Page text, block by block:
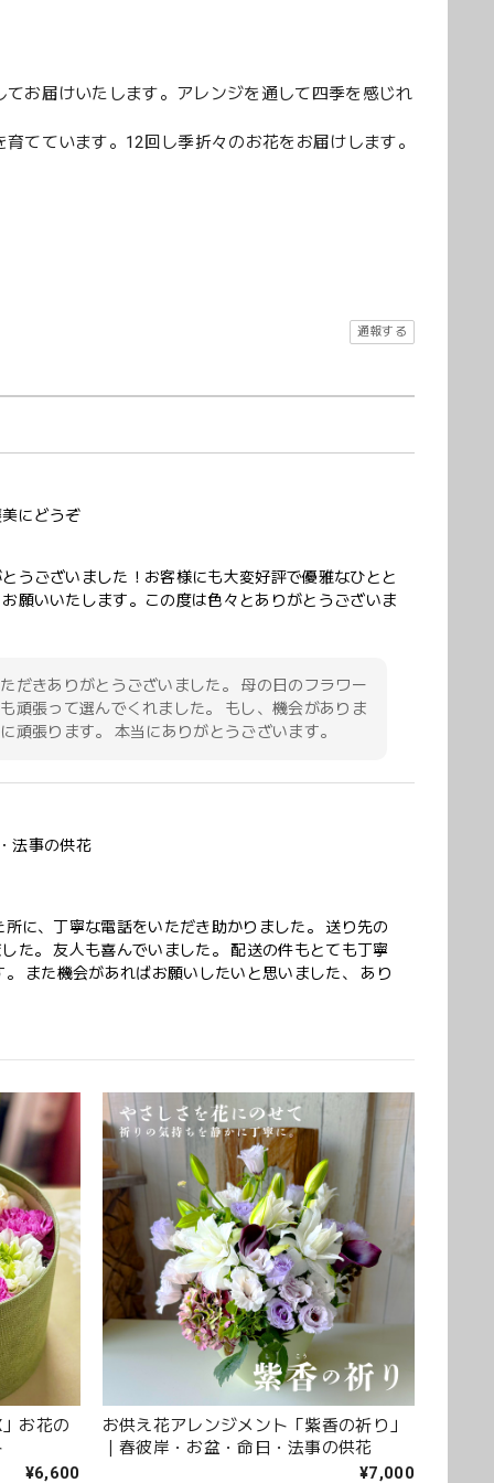
お届けいたします。アレンジを通して四季を感じれ
てています。12回し季折々のお花をお届けします。
通報する
にどうぞ
うございました！お客様にも大変好評で優雅なひとと
願いいたします。この度は色々とありがとうございま
だきありがとうございました。 母の日のフラワー
頑張って選んでくれました。 もし、機会がありま
頑張ります。 本当にありがとうございます。
法事の供花
に、丁寧な電話をいただき助かりました。 送り先の
た。 友人も喜んでいました。 配送の件もとても丁寧
また機会があればお願いしたいと思いました、 あり
だき誠にありがとうございました。 また、ご友人
温かいお言葉を励みに、これからも心を込めてお
ります。 このたびは本当にありがとうございまし
バラを入れて下さり、ワンランクアップでハイセン
。 また、お願いします。 安心してお願いできるお花
ださり安心しました。 また、よろしくお願いしま
お花の
¥6,600
お供え花アレンジメント「紫香の祈り」
｜春彼岸・お盆・命日・法事の供花
¥7,000